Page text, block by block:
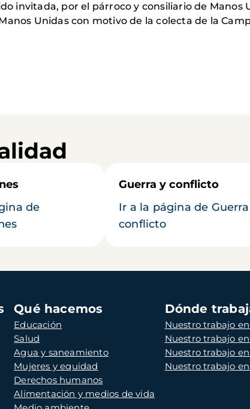
invitada, por el párroco y consiliario de Manos
Unidas con motivo de la colecta de la
de
Guerra y conflicto
Ir a la página de
conflicto
Qué hacemos
Educación
Salud
Agua y saneamiento
Mujeres y equidad
Derechos humanos
Alimentación y medios de vida
Dónde
Nuestro trabajo
Nuestro trabajo
Nuestro trabajo
Nuestro trabajo